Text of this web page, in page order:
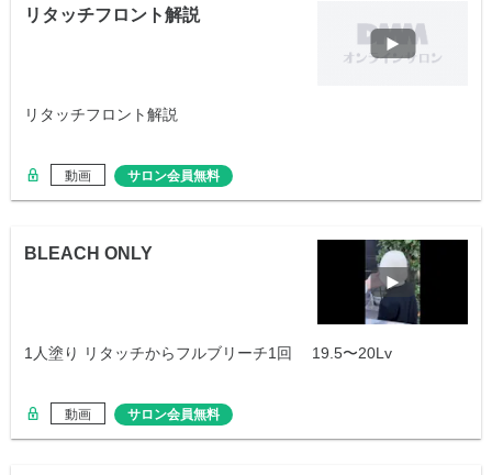
リタッチフロント解説
リタッチフロント解説
動画 サロン会員無料
BLEACH ONLY
1人塗り リタッチからフルブリーチ1回 19.5〜20Lv
動画 サロン会員無料